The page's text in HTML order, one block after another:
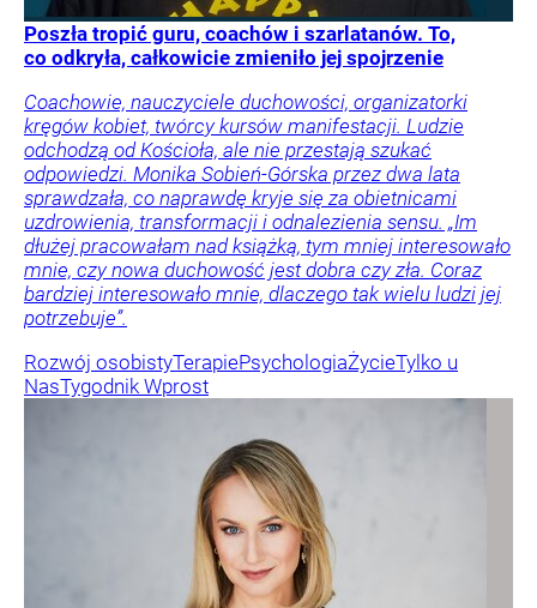
Poszła tropić guru, coachów i szarlatanów. To,
co odkryła, całkowicie zmieniło jej spojrzenie
Coachowie, nauczyciele duchowości, organizatorki
kręgów kobiet, twórcy kursów manifestacji. Ludzie
odchodzą od Kościoła, ale nie przestają szukać
odpowiedzi. Monika Sobień-Górska przez dwa lata
sprawdzała, co naprawdę kryje się za obietnicami
uzdrowienia, transformacji i odnalezienia sensu. „Im
dłużej pracowałam nad książką, tym mniej interesowało
mnie, czy nowa duchowość jest dobra czy zła. Coraz
bardziej interesowało mnie, dlaczego tak wielu ludzi jej
potrzebuje”.
Rozwój osobistyTerapiePsychologiaŻycieTylko u
NasTygodnik Wprost